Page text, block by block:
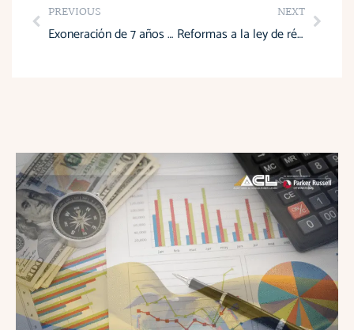
Prev
PREVIOUS
Exoneración de 7 años del Impuesto a la Renta y nuevo fondo para impulsar el turismo
NEXT
Reformas a la ley de régimen tributario interno